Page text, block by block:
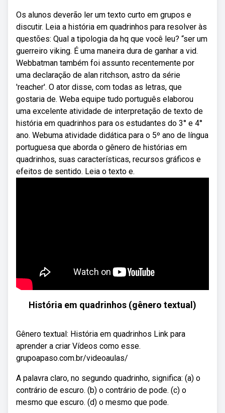
Os alunos deverão ler um texto curto em grupos e
discutir. Leia a história em quadrinhos para resolver às
questões: Qual a tipologia da hq que você leu? “ser um
guerreiro viking. É uma maneira dura de ganhar a vid.
Webbatman também foi assunto recentemente por
uma declaração de alan ritchson, astro da série
'reacher'. O ator disse, com todas as letras, que
gostaria de. Weba equipe tudo português elaborou
uma excelente atividade de interpretação de texto de
história em quadrinhos para os estudantes do 3° e 4°
ano. Webuma atividade didática para o 5º ano de língua
portuguesa que aborda o gênero de histórias em
quadrinhos, suas características, recursos gráficos e
efeitos de sentido. Leia o texto e.
História em quadrinhos (gênero textual)
Gênero textual: História em quadrinhos Link para
aprender a criar Vídeos como esse.
grupoapaso.com.br/videoaulas/
A palavra claro, no segundo quadrinho, significa: (a) o
contrário de escuro. (b) o contrário de pode. (c) o
mesmo que escuro. (d) o mesmo que pode.